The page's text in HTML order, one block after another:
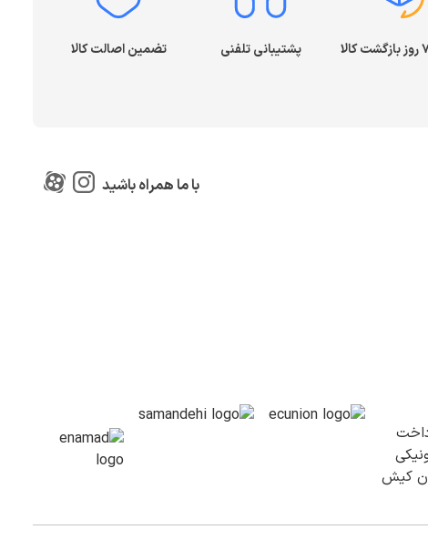
پشتیبانی تلفنی تضمین اصالت کالا
با ما همراه باشید